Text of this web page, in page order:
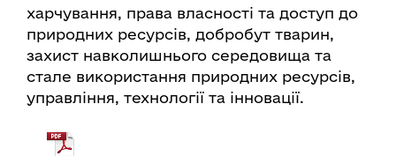
харчування, права власності та доступ до
природних ресурсів, добробут тварин,
захист навколишнього середовища та
стале використання природних ресурсів,
управління, технології та інновації.